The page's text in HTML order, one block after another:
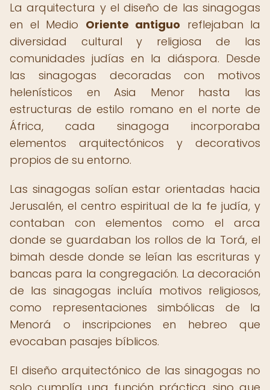
La arquitectura y el diseño de las sinagogas
en el Medio Oriente antiguo reflejaban la
diversidad cultural y religiosa de las
comunidades judías en la diáspora. Desde
las sinagogas decoradas con motivos
helenísticos en Asia Menor hasta las
estructuras de estilo romano en el norte de
África, cada sinagoga incorporaba
elementos arquitectónicos y decorativos
propios de su entorno.
Las sinagogas solían estar orientadas hacia
Jerusalén, el centro espiritual de la fe judía, y
contaban con elementos como el arca
donde se guardaban los rollos de la Torá, el
bimah desde donde se leían las escrituras y
bancas para la congregación. La decoración
de las sinagogas incluía motivos religiosos,
como representaciones simbólicas de la
Menorá o inscripciones en hebreo que
evocaban pasajes bíblicos.
El diseño arquitectónico de las sinagogas no